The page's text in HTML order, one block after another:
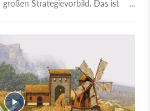
Strategievorbild. Das ist
Römer, Gallier oder Karthager.
mit dem deutschen
gesprochen. Mehr über
Preview. Ein Release-Datum
ist schon, dass The First
bei Steam startet.